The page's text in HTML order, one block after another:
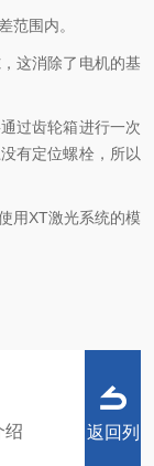
范围内。
这消除了电机的基
过齿轮箱进行一次
有定位螺栓，所以
用XT激光系统的模
绍 返回列